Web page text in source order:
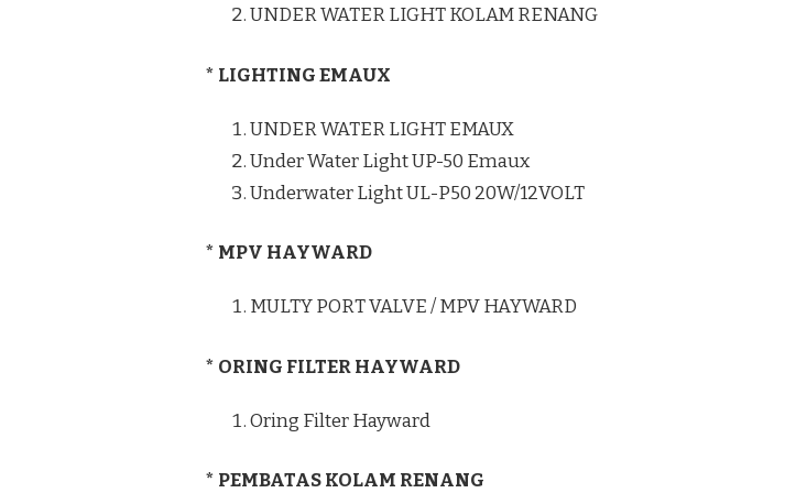
UNDER WATER LIGHT KOLAM RENANG
* LIGHTING EMAUX
UNDER WATER LIGHT EMAUX
Under Water Light UP-50 Emaux
Underwater Light UL-P50 20W/12VOLT
* MPV HAYWARD
MULTY PORT VALVE / MPV HAYWARD
* ORING FILTER HAYWARD
Oring Filter Hayward
* PEMBATAS KOLAM RENANG